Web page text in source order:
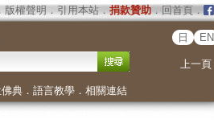
版權聲明 ． 引用本站． 捐款贊助．回首頁．
日 EN
上一頁
典． 語言教學． 相關連結